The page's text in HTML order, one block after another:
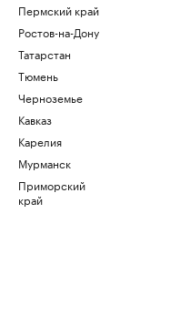
Пермский край
Ростов-на-Дону
Татарстан
Тюмень
Черноземье
Кавказ
Карелия
Мурманск
Приморский
край